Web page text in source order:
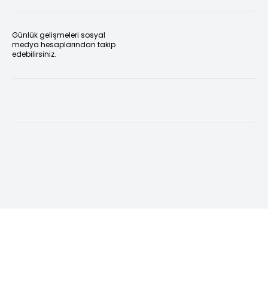
Günlük gelişmeleri sosyal
medya hesaplarından takip
edebilirsiniz.